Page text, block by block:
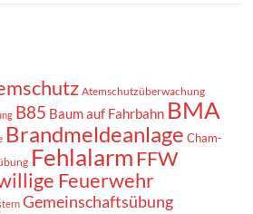
Atemschutzüberwachung
B85 Baum auf Fahrbahn BMA
Brandmeldeanlage Cham-
Fehlalarm FFW
Feuerwehr
Gemeinschaftsübung